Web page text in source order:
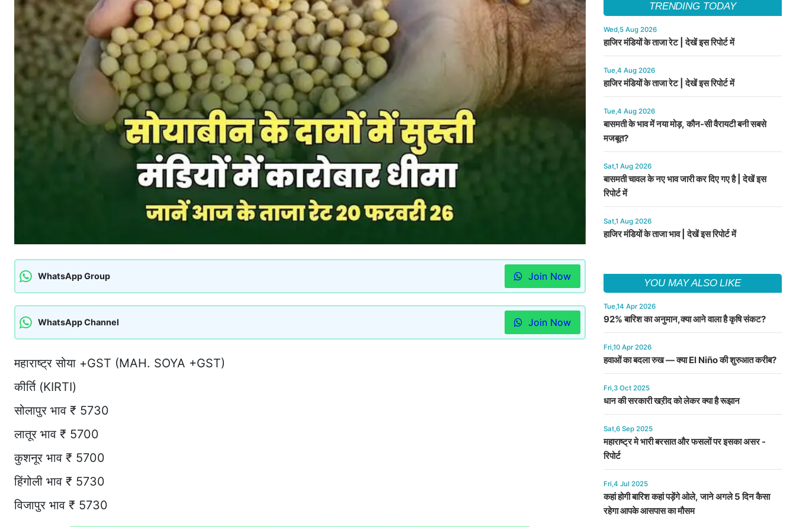
WhatsApp Group Join Now
WhatsApp Channel Join Now
महाराष्ट्र सोया +GST (MAH. SOYA +GST)
कीर्ति (KIRTI)
सोलापुर भाव ₹ 5730
लातूर भाव ₹ 5700
कुशनूर भाव ₹ 5700
हिंगोली भाव ₹ 5730
विजापुर भाव ₹ 5730
TRENDING TODAY
Wed,5 Aug 2026
हाजिर मंडियों के ताजा रेट | देखें इस रिपोर्ट में
Tue,4 Aug 2026
हाजिर मंडियों के ताजा रेट | देखें इस रिपोर्ट में
Tue,4 Aug 2026
बासमती के भाव में नया मोड़, कौन-सी वैरायटी बनी सबसे
मजबूत?
Sat,1 Aug 2026
बासमती चावल के नए भाव जारी कर दिए गए है | देखें इस
रिपोर्ट में
Sat,1 Aug 2026
हाजिर मंडियों के ताजा भाव | देखें इस रिपोर्ट में
YOU MAY ALSO LIKE
Tue,14 Apr 2026
92% बारिश का अनुमान,क्या आने वाला है कृषि संकट?
Fri,10 Apr 2026
हवाओं का बदला रुख — क्या El Niño की शुरुआत करीब?
Fri,3 Oct 2025
धान की सरकारी खऱीद को लेकर क्या है रूझान
Sat,6 Sep 2025
महाराष्ट्र मे भारी बरसात और फसलों पर इसका असर -
रिपोर्ट
Fri,4 Jul 2025
कहां होगी बारिश कहां पड़ेंगे ओले, जाने अगले 5 दिन कैसा
रहेगा आपके आसपास का मौसम